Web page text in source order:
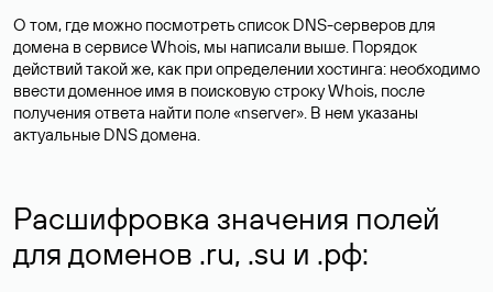
О том, где можно посмотреть список DNS-серверов для
домена в сервисе Whois, мы написали выше. Порядок
действий такой же, как при определении хостинга: необходимо
ввести доменное имя в поисковую строку Whois, после
получения ответа найти поле «nserver». В нем указаны
актуальные DNS домена.
Расшифровка значения полей
для доменов .ru, .su и .рф: